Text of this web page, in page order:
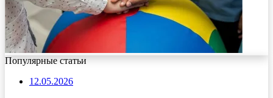
Популярные статьи
12.05.2026